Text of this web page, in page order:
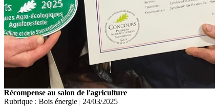
Récompense au salon de l'agriculture
Rubrique : Bois énergie | 24/03/2025